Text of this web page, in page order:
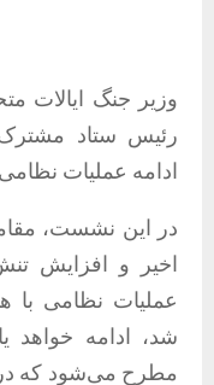
وزیر جنگ ایالات
رئیس ستاد
ادامه عملیات نظامی
در این نشست،
اخیر و افزایش
عملیات نظامی با
شد، ادامه خواهد
مطرح می‌شود که